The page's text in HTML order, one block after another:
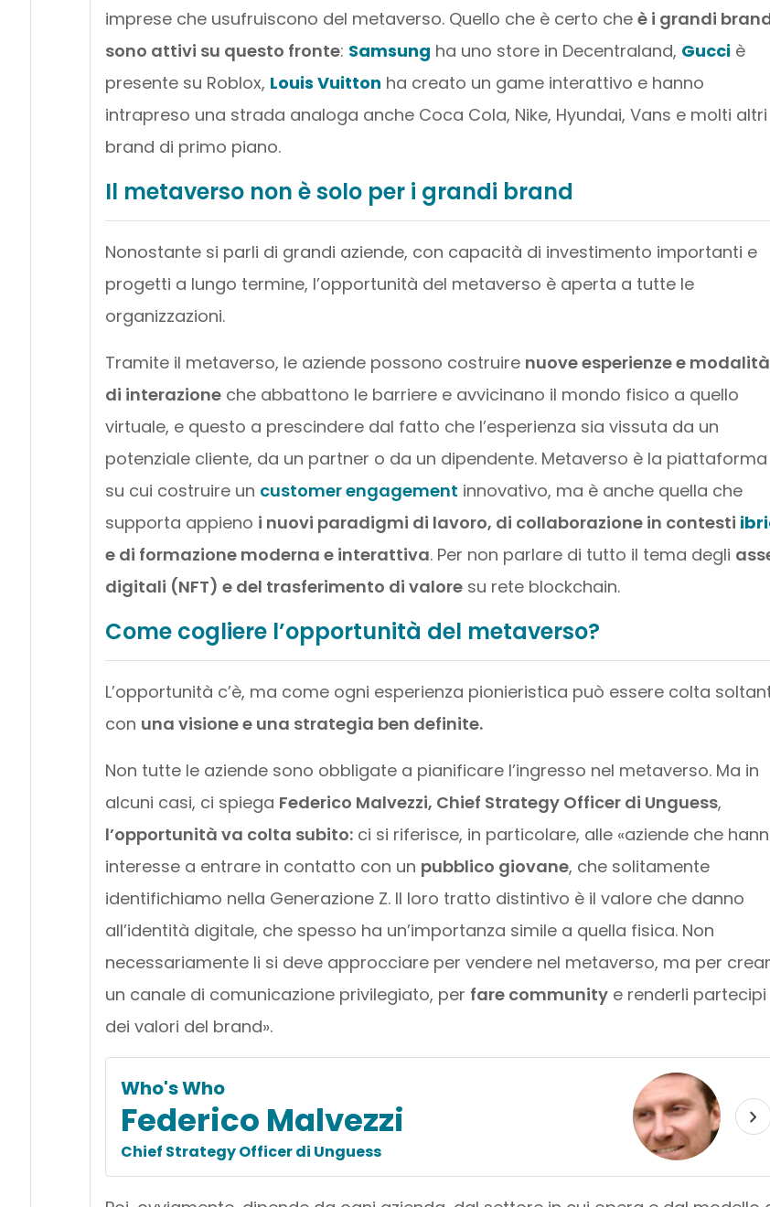
imprese che usufruiscono del metaverso. Quello che è certo che è i grandi
sono attivi su questo fronte: Samsung ha uno store in Decentraland, Gucciè
presente su Roblox, Louis Vuitton ha creato un game interattivo e hanno
intrapreso una strada analoga anche Coca Cola, Nike, Hyundai, Vans e molti altri
brand di primo piano.
Il metaverso non è solo per i grandi brand
Nonostante si parli di grandi aziende, con capacità di investimento importanti e
progetti a lungo termine, l’opportunità del metaverso è aperta a tutte le
organizzazioni.
Tramite il metaverso, le aziende possono costruire nuove esperienze e modalità
di interazioneche abbattono le barriere e avvicinano il mondo fisico a quello
virtuale, e questo a prescindere dal fatto che l’esperienza sia vissuta da un
potenziale cliente, da un partner o da un dipendente. Metaverso è la piattaforma
su cui costruire un customer engagement innovativo, ma è anche quella che
supporta appieno i nuovi paradigmi di lavoro, di collaborazione in contesti
e di formazione moderna e interattiva. Per non parlare di tutto il tema degli
digitali (NFT) e del trasferimento di valoresu rete blockchain.
Come cogliere l’opportunità del metaverso?
L’opportunità c’è, ma come ogni esperienza pionieristica può essere colta
con una visione e una strategia ben definite.
Non tutte le aziende sono obbligate a pianificare l’ingresso nel metaverso. Ma in
alcuni casi, ci spiega Federico Malvezzi, Chief Strategy Officer di Unguess,
l’opportunità va colta subito:ci si riferisce, in particolare, alle «aziende che
interesse a entrare in contatto con un pubblico giovane, che solitamente
identifichiamo nella Generazione Z. Il loro tratto distintivo è il valore che danno
all’identità digitale, che spesso ha un’importanza simile a quella fisica. Non
necessariamente li si deve approcciare per vendere nel metaverso, ma per
un canale di comunicazione privilegiato, per fare communitye renderli partecipi
dei valori del brand».
Who's Who
Federico Malvezzi
Chief Strategy Officer di Unguess